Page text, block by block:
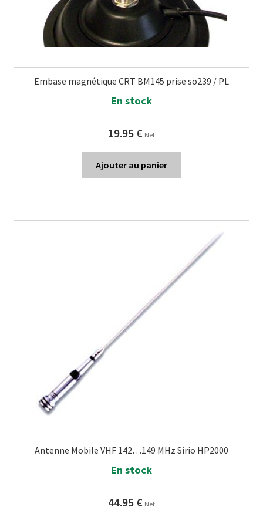
Embase magnétique CRT BM145 prise so239 / PL
En stock
19.95 € Net
Ajouter au panier
Antenne Mobile VHF 142…149 MHz Sirio HP2000
En stock
44.95 € Net